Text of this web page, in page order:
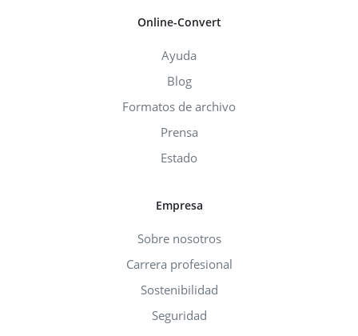
Online-Convert
Ayuda
Blog
Formatos de archivo
Prensa
Estado
Empresa
Sobre nosotros
Carrera profesional
Sostenibilidad
Seguridad